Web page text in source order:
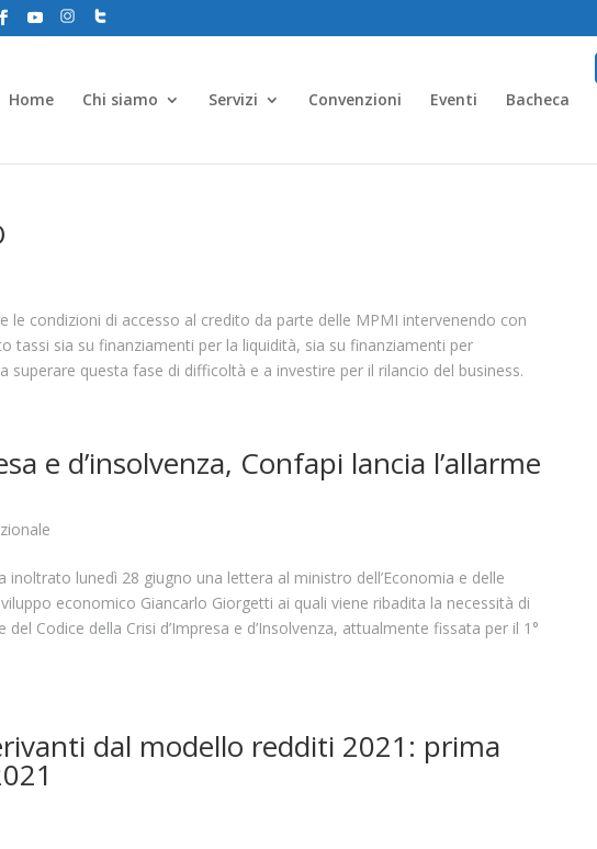
Home Chi siamo Servizi Convenzioni Eventi Bacheca
le condizioni di accesso al credito da parte delle MPMI intervenendo con
tassi sia su finanziamenti per la liquidità, sia su finanziamenti per
superare questa fase di difficoltà e a investire per il rilancio del business.
e d’insolvenza, Confapi lancia l’allarme
inoltrato lunedì 28 giugno una lettera al ministro dell’Economia e delle
economico Giancarlo Giorgetti ai quali viene ribadita la necessità di
Codice della Crisi d’Impresa e d’Insolvenza, attualmente fissata per il 1°
dal modello redditi 2021: prima